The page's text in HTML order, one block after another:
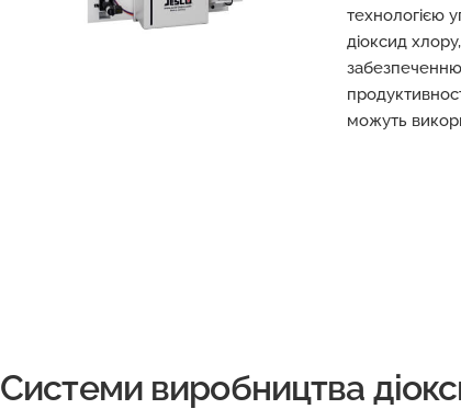
технологією
діоксид
можуть
Системи виробництва